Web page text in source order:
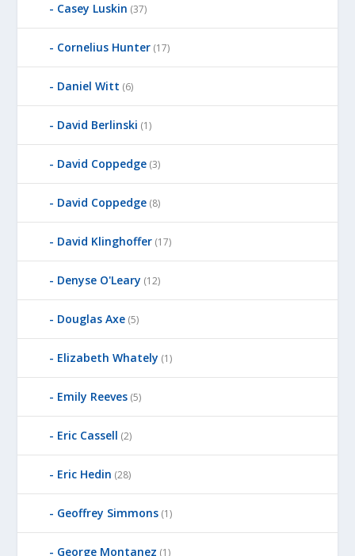
Casey Luskin (37)
Cornelius Hunter (17)
Daniel Witt (6)
David Berlinski (1)
David Coppedge (3)
David Coppedge (8)
David Klinghoffer (17)
Denyse O'Leary (12)
Douglas Axe (5)
Elizabeth Whately (1)
Emily Reeves (5)
Eric Cassell (2)
Eric Hedin (28)
Geoffrey Simmons (1)
George Montanez (1)